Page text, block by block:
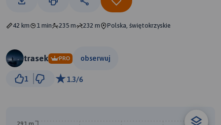
42 km 1 min 235 m 232 m Polska, świętokrzyskie
trasek PRO obserwuj
1 1.3/6